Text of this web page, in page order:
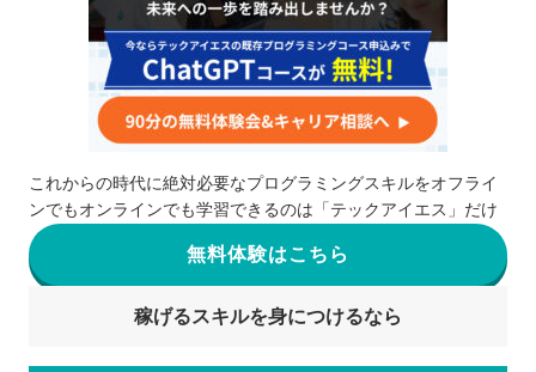
効率的
自分の住んでるエリアでプログラミングスクール
を探したい⭐️
北海道 / 東北
関東
中部
近畿
中国
九州 / 沖縄
これからの時代に絶対必要なプログラミングスキルをオフライ
ンでもオンラインでも学習できるのは「テックアイエス」だけ
無料体験はこちら
稼げるスキルを身につけるなら